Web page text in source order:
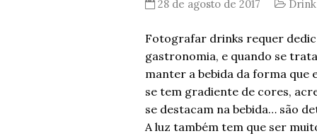
28 de agosto de 2017
Fotografar drinks requer
gastronomia, e quando se
manter a bebida da forma que
se tem gradiente de cores,
se destacam na bebida… são
A luz também tem que ser